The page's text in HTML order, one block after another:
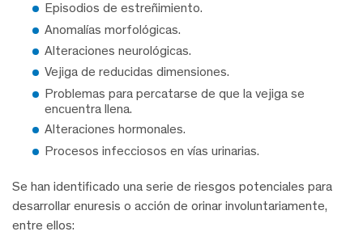
Episodios de estreñimiento.
Anomalías morfológicas.
Alteraciones neurológicas.
Vejiga de reducidas dimensiones.
Problemas para percatarse de que la vejiga se
encuentra llena.
Alteraciones hormonales.
Procesos infecciosos en vías urinarias.
Se han identificado una serie de riesgos potenciales para
desarrollar enuresis o acción de orinar involuntariamente,
entre ellos: